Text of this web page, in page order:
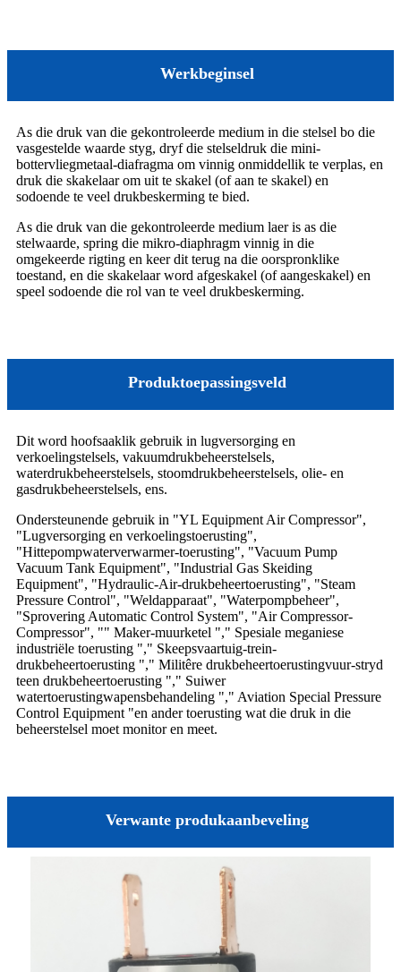
Werkbeginsel
As die druk van die gekontroleerde medium in die stelsel bo die
vasgestelde waarde styg, dryf die stelseldruk die mini-
bottervliegmetaal-diafragma om vinnig onmiddellik te verplas, en
druk die skakelaar om uit te skakel (of aan te skakel) en
sodoende te veel drukbeskerming te bied.
As die druk van die gekontroleerde medium laer is as die
stelwaarde, spring die mikro-diaphragm vinnig in die
omgekeerde rigting en keer dit terug na die oorspronklike
toestand, en die skakelaar word afgeskakel (of aangeskakel) en
speel sodoende die rol van te veel drukbeskerming.
Produktoepassingsveld
Dit word hoofsaaklik gebruik in lugversorging en
verkoelingstelsels, vakuumdrukbeheerstelsels,
waterdrukbeheerstelsels, stoomdrukbeheerstelsels, olie- en
gasdrukbeheerstelsels, ens.
Ondersteunende gebruik in "YL Equipment Air Compressor",
"Lugversorging en verkoelingstoerusting",
"Hittepompwaterverwarmer-toerusting", "Vacuum Pump
Vacuum Tank Equipment", "Industrial Gas Skeiding
Equipment", "Hydraulic-Air-drukbeheertoerusting", "Steam
Pressure Control", "Weldapparaat", "Waterpompbeheer",
"Sprovering Automatic Control System", "Air Compressor-
Compressor", "" Maker-muurketel "," Spesiale meganiese
industriële toerusting "," Skeepsvaartuig-trein-
drukbeheertoerusting "," Militêre drukbeheertoerustingvuur-stryd
teen drukbeheertoerusting "," Suiwer
watertoerustingwapensbehandeling "," Aviation Special Pressure
Control Equipment "en ander toerusting wat die druk in die
beheerstelsel moet monitor en meet.
Verwante produkaanbeveling